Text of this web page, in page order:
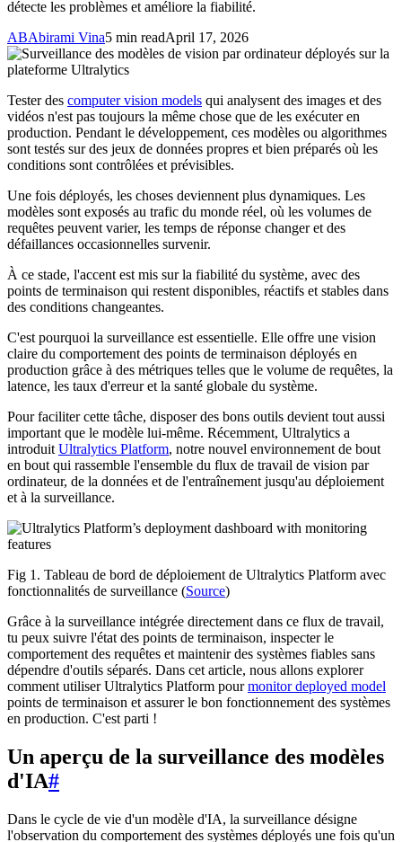
détecte les problèmes et améliore la fiabilité.
ABAbirami Vina5 min readApril 17, 2026
Tester des computer vision models qui analysent des images et des
vidéos n'est pas toujours la même chose que de les exécuter en
production. Pendant le développement, ces modèles ou algorithmes
sont testés sur des jeux de données propres et bien préparés où les
conditions sont contrôlées et prévisibles.
Une fois déployés, les choses deviennent plus dynamiques. Les
modèles sont exposés au trafic du monde réel, où les volumes de
requêtes peuvent varier, les temps de réponse changer et des
défaillances occasionnelles survenir.
À ce stade, l'accent est mis sur la fiabilité du système, avec des
points de terminaison qui restent disponibles, réactifs et stables dans
des conditions changeantes.
C'est pourquoi la surveillance est essentielle. Elle offre une vision
claire du comportement des points de terminaison déployés en
production grâce à des métriques telles que le volume de requêtes, la
latence, les taux d'erreur et la santé globale du système.
Pour faciliter cette tâche, disposer des bons outils devient tout aussi
important que le modèle lui-même. Récemment, Ultralytics a
introduit Ultralytics Platform, notre nouvel environnement de bout
en bout qui rassemble l'ensemble du flux de travail de vision par
ordinateur, de la données et de l'entraînement jusqu'au déploiement
et à la surveillance.
Fig 1. Tableau de bord de déploiement de Ultralytics Platform avec
fonctionnalités de surveillance (Source)
Grâce à la surveillance intégrée directement dans ce flux de travail,
tu peux suivre l'état des points de terminaison, inspecter le
comportement des requêtes et maintenir des systèmes fiables sans
dépendre d'outils séparés. Dans cet article, nous allons explorer
comment utiliser Ultralytics Platform pourmonitor deployed model
points de terminaison et assurer le bon fonctionnement des systèmes
en production. C'est parti !
Un aperçu de la surveillance des modèles
d'IA#
Dans le cycle de vie d'un modèle d'IA, la surveillance désigne
l'observation du comportement des systèmes déployés une fois qu'un